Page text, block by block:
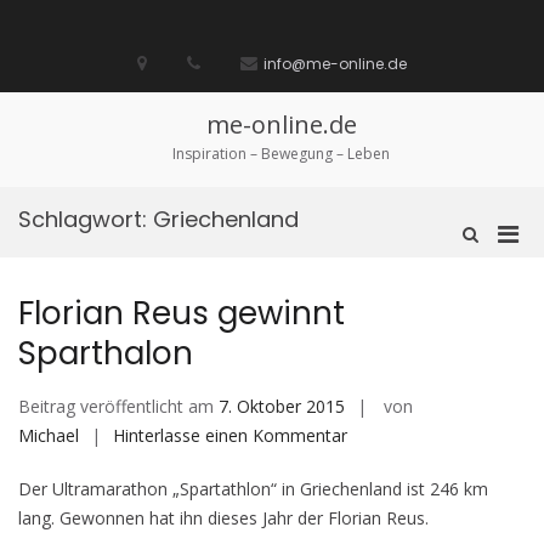
biete
/
Ich
suche
diese
Seite
info@me-online.de
me-online.de
Inspiration – Bewegung – Leben
Such-
Schlagwort: Griechenland
Florian Reus gewinnt
Sparthalon
Beitrag veröffentlicht am 7. Oktober 2015
von
Michael
Hinterlasse einen Kommentarauf
Reus
gewinnt
Der Ultramarathon „Spartathlon“ in Griechenland ist 246 km
lang. Gewonnen hat ihn dieses Jahr der Florian Reus.